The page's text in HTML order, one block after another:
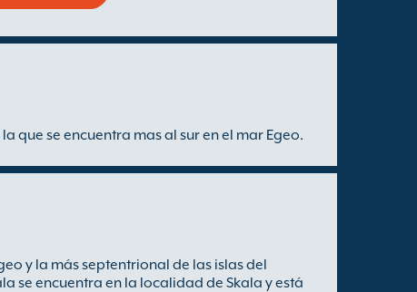
que se encuentra mas al sur en el mar Egeo.
y la más septentrional de las islas del
se encuentra en la localidad de Skala y está